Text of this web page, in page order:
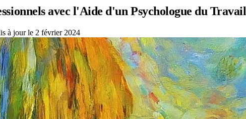
avec l'Aide d'un Psychologue du Travail
à jour le 2 février 2024